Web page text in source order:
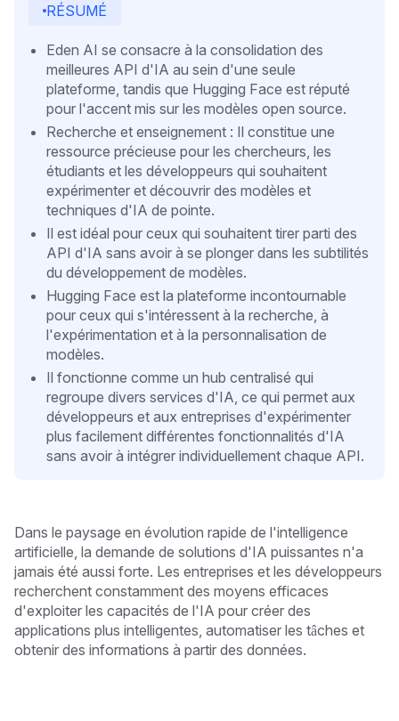
RÉSUMÉ
Eden AI se consacre à la consolidation des
meilleures API d'IA au sein d'une seule
plateforme, tandis que Hugging Face est réputé
pour l'accent mis sur les modèles open source.
Recherche et enseignement : Il constitue une
ressource précieuse pour les chercheurs, les
étudiants et les développeurs qui souhaitent
expérimenter et découvrir des modèles et
techniques d'IA de pointe.
Il est idéal pour ceux qui souhaitent tirer parti des
API d'IA sans avoir à se plonger dans les subtilités
du développement de modèles.
Hugging Face est la plateforme incontournable
pour ceux qui s'intéressent à la recherche, à
l'expérimentation et à la personnalisation de
modèles.
Il fonctionne comme un hub centralisé qui
regroupe divers services d'IA, ce qui permet aux
développeurs et aux entreprises d'expérimenter
plus facilement différentes fonctionnalités d'IA
sans avoir à intégrer individuellement chaque API.
Dans le paysage en évolution rapide de l'intelligence
artificielle, la demande de solutions d'IA puissantes n'a
jamais été aussi forte. Les entreprises et les développeurs
recherchent constamment des moyens efficaces
d'exploiter les capacités de l'IA pour créer des
applications plus intelligentes, automatiser les tâches et
obtenir des informations à partir des données.